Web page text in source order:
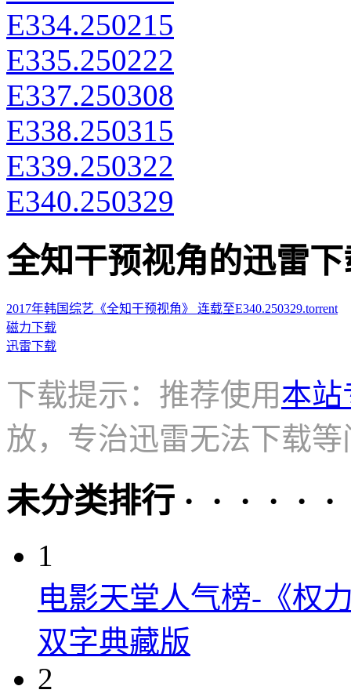
E334.250215
E335.250222
E337.250308
E338.250315
E339.250322
E340.250329
全知干预视角的迅雷下
2017年韩国综艺《全知干预视角》 连载至E340.250329.torrent
磁力下载
迅雷下载
下载提示：推荐使用本站
放，专治迅雷无法下载等
未分类排行 · · · · · ·
1
电影天堂人气榜-《权
双字典藏版
2